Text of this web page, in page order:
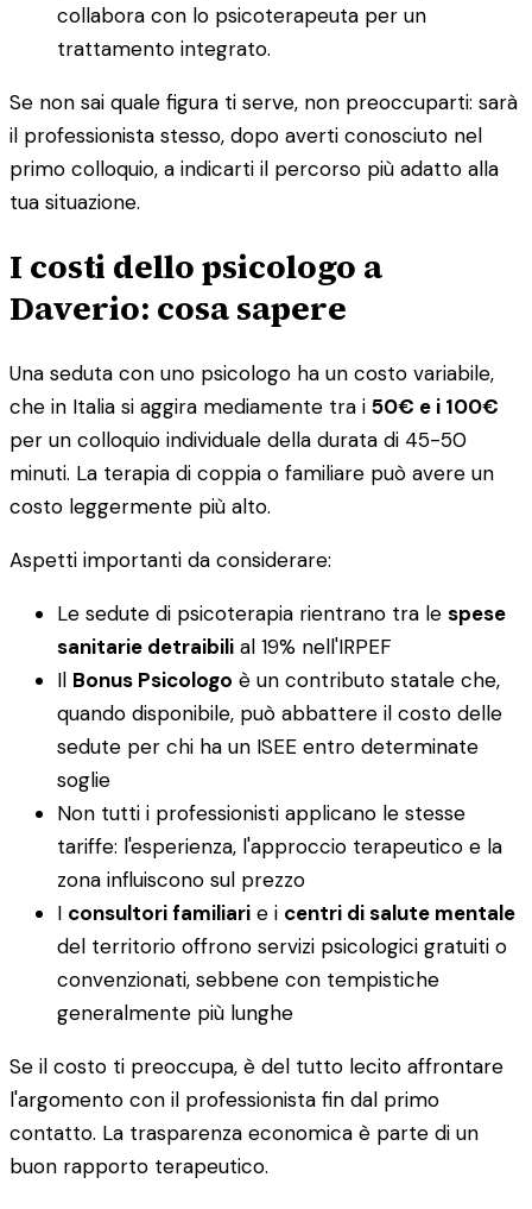
collabora con lo psicoterapeuta per un
trattamento integrato.
Se non sai quale figura ti serve, non preoccuparti: sarà
il professionista stesso, dopo averti conosciuto nel
primo colloquio, a indicarti il percorso più adatto alla
tua situazione.
I costi dello psicologo a
Daverio: cosa sapere
Una seduta con uno psicologo ha un costo variabile,
che in Italia si aggira mediamente tra i 50€ e i 100€
per un colloquio individuale della durata di 45-50
minuti. La terapia di coppia o familiare può avere un
costo leggermente più alto.
Aspetti importanti da considerare:
Le sedute di psicoterapia rientrano tra le spese
sanitarie detraibili al 19% nell'IRPEF
Il Bonus Psicologo è un contributo statale che,
quando disponibile, può abbattere il costo delle
sedute per chi ha un ISEE entro determinate
soglie
Non tutti i professionisti applicano le stesse
tariffe: l'esperienza, l'approccio terapeutico e la
zona influiscono sul prezzo
I consultori familiari e i centri di salute mentale
del territorio offrono servizi psicologici gratuiti o
convenzionati, sebbene con tempistiche
generalmente più lunghe
Se il costo ti preoccupa, è del tutto lecito affrontare
l'argomento con il professionista fin dal primo
contatto. La trasparenza economica è parte di un
buon rapporto terapeutico.